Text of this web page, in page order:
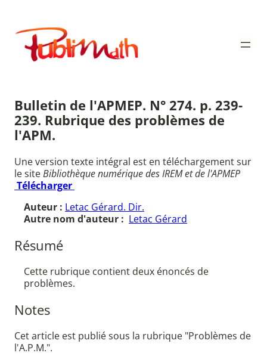
contenu
Publimath
Bulletin de l'APMEP. N° 274. p. 239-
239. Rubrique des problèmes de
l'APM.
Une version texte intégral est en téléchargement sur
le siteBibliothèque numérique des IREM et de l'APMEP
Télécharger
Auteur : Letac Gérard. Dir.
Autre nom d'auteur : Letac Gérard
Résumé
Cette rubrique contient deux énoncés de
problèmes.
Notes
Cet article est publié sous la rubrique "Problèmes de
l'A.P.M.".